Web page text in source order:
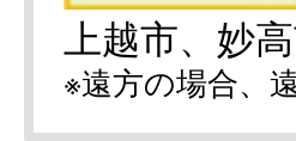
上越市、妙
※遠方の場合、